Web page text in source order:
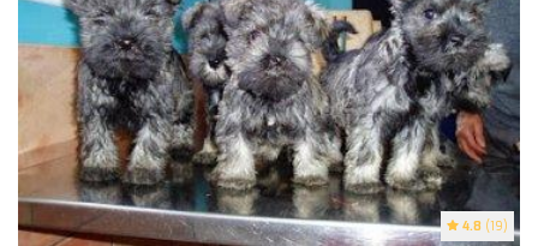
4.8 (19)